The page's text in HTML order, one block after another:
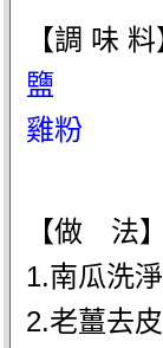
【調 味 料
鹽
雞粉
【做 法】
1.南瓜洗
2.老薑去